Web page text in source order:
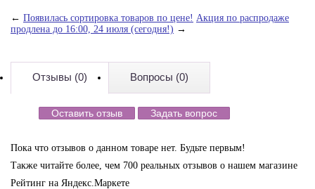
← Появилась сортировка товаров по цене! Акция по распродаже
продлена до 16:00, 24 июля (сегодня!) →
Отзывы (0) Вопросы (0)
Оставить отзыв Задать вопрос
Пока что отзывов о данном товаре нет. Будьте первым!
Также читайте более, чем 700 реальных отзывов о нашем магазине
Рейтинг на Яндекс.Маркете